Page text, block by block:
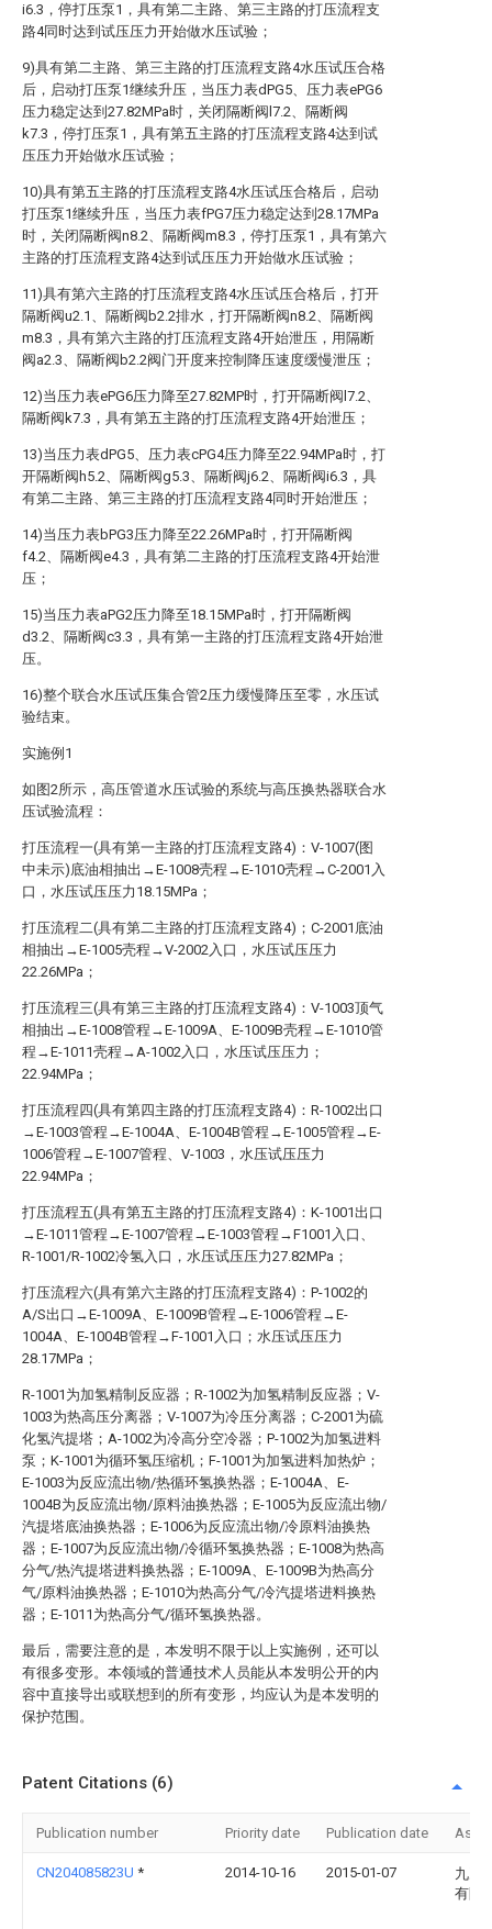
i6.3，停打压泵1，具有第二主路、第三主路的打压流程支
路4同时达到试压压力开始做水压试验；
9)具有第二主路、第三主路的打压流程支路4水压试压合格
后，启动打压泵1继续升压，当压力表dPG5、压力表ePG6
压力稳定达到27.82MPa时，关闭隔断阀l7.2、隔断阀
k7.3，停打压泵1，具有第五主路的打压流程支路4达到试
压压力开始做水压试验；
10)具有第五主路的打压流程支路4水压试压合格后，启动
打压泵1继续升压，当压力表fPG7压力稳定达到28.17MPa
时，关闭隔断阀n8.2、隔断阀m8.3，停打压泵1，具有第六
主路的打压流程支路4达到试压压力开始做水压试验；
11)具有第六主路的打压流程支路4水压试压合格后，打开
隔断阀u2.1、隔断阀b2.2排水，打开隔断阀n8.2、隔断阀
m8.3，具有第六主路的打压流程支路4开始泄压，用隔断
阀a2.3、隔断阀b2.2阀门开度来控制降压速度缓慢泄压；
12)当压力表ePG6压力降至27.82MP时，打开隔断阀l7.2、
隔断阀k7.3，具有第五主路的打压流程支路4开始泄压；
13)当压力表dPG5、压力表cPG4压力降至22.94MPa时，打
开隔断阀h5.2、隔断阀g5.3、隔断阀j6.2、隔断阀i6.3，具
有第二主路、第三主路的打压流程支路4同时开始泄压；
14)当压力表bPG3压力降至22.26MPa时，打开隔断阀
f4.2、隔断阀e4.3，具有第二主路的打压流程支路4开始泄
压；
15)当压力表aPG2压力降至18.15MPa时，打开隔断阀
d3.2、隔断阀c3.3，具有第一主路的打压流程支路4开始泄
压。
16)整个联合水压试压集合管2压力缓慢降压至零，水压试
验结束。
实施例1
如图2所示，高压管道水压试验的系统与高压换热器联合水
压试验流程：
打压流程一(具有第一主路的打压流程支路4)：V-1007(图
中未示)底油相抽出→E-1008壳程→E-1010壳程→C-2001入
口，水压试压压力18.15MPa；
打压流程二(具有第二主路的打压流程支路4)；C-2001底油
相抽出→E-1005壳程→V-2002入口，水压试压压力
22.26MPa；
打压流程三(具有第三主路的打压流程支路4)：V-1003顶气
相抽出→E-1008管程→E-1009A、E-1009B壳程→E-1010管
程→E-1011壳程→A-1002入口，水压试压压力；
22.94MPa；
打压流程四(具有第四主路的打压流程支路4)：R-1002出口
→E-1003管程→E-1004A、E-1004B管程→E-1005管程→E-
1006管程→E-1007管程、V-1003，水压试压压力
22.94MPa；
打压流程五(具有第五主路的打压流程支路4)：K-1001出口
→E-1011管程→E-1007管程→E-1003管程→F1001入口、
R-1001/R-1002冷氢入口，水压试压压力27.82MPa；
打压流程六(具有第六主路的打压流程支路4)：P-1002的
A/S出口→E-1009A、E-1009B管程→E-1006管程→E-
1004A、E-1004B管程→F-1001入口；水压试压压力
28.17MPa；
R-1001为加氢精制反应器；R-1002为加氢精制反应器；V-
1003为热高压分离器；V-1007为冷压分离器；C-2001为硫
化氢汽提塔；A-1002为冷高分空冷器；P-1002为加氢进料
泵；K-1001为循环氢压缩机；F-1001为加氢进料加热炉；
E-1003为反应流出物/热循环氢换热器；E-1004A、E-
1004B为反应流出物/原料油换热器；E-1005为反应流出物/
汽提塔底油换热器；E-1006为反应流出物/冷原料油换热
器；E-1007为反应流出物/冷循环氢换热器；E-1008为热高
分气/热汽提塔进料换热器；E-1009A、E-1009B为热高分
气/原料油换热器；E-1010为热高分气/冷汽提塔进料换热
器；E-1011为热高分气/循环氢换热器。
最后，需要注意的是，本发明不限于以上实施例，还可以
有很多变形。本领域的普通技术人员能从本发明公开的内
容中直接导出或联想到的所有变形，均应认为是本发明的
保护范围。
Patent Citations (6)
Publication number Priority date Publication date
CN204085823U * 2014-10-16 2015-01-07
九冶
有限